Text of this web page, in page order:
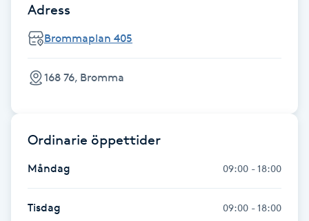
Föning
Adress
Brommaplan 405
168 76, Bromma
Ordinarie öppettider
Måndag 09:00 - 18:00
Tisdag 09:00 - 18:00